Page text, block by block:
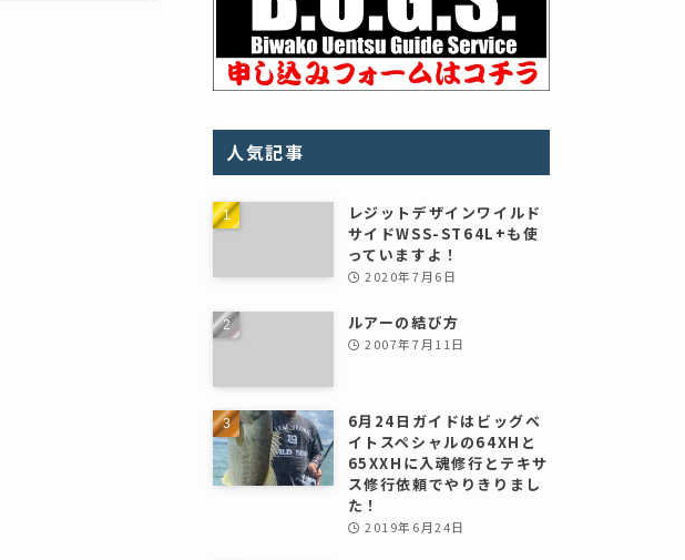
人気記事
レジットデザインワイルド
サイドWSS-ST64L+も使
っていますよ！
2020年7月6日
ルアーの結び方
2007年7月11日
6月24日ガイドはビッグベ
イトスペシャルの64XHと
65XXHに入魂修行とテキサ
ス修行依頼でやりきりまし
た！
2019年6月24日